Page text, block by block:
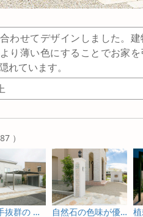
わせてデザインしました。
り薄い色にすることでお家
れています。
）
使い勝手抜群の シンプルナチュラル な 新築外構 自然石の色味が優しい 南欧風 新築外構